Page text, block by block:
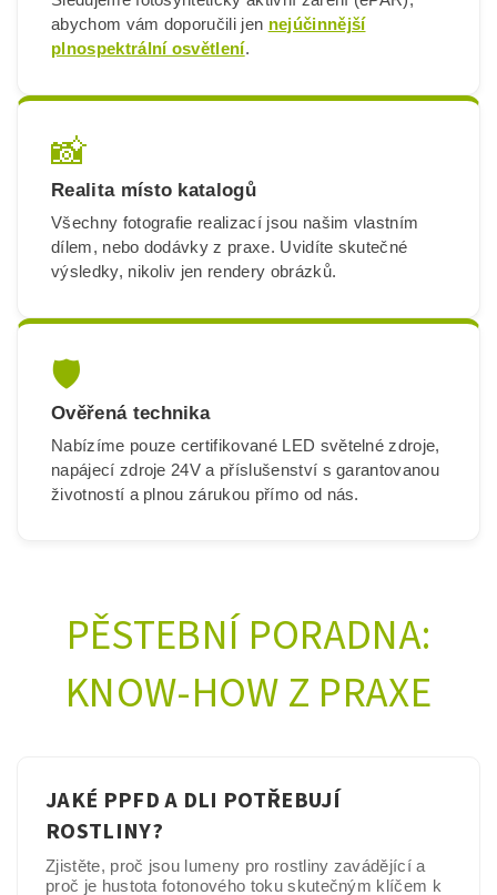
abychom vám doporučili jen nejúčinnější
plnospektrální osvětlení.
📸
Realita místo katalogů
Všechny fotografie realizací jsou našim vlastním
dílem, nebo dodávky z praxe. Uvidíte skutečné
výsledky, nikoliv jen rendery obrázků.
🛡️
Ověřená technika
Nabízíme pouze certifikované LED světelné zdroje,
napájecí zdroje 24V a příslušenství s garantovanou
životností a plnou zárukou přímo od nás.
PĚSTEBNÍ PORADNA:
KNOW-HOW Z PRAXE
JAKÉ PPFD A DLI POTŘEBUJÍ
ROSTLINY?
Zjistěte, proč jsou lumeny pro rostliny zavádějící a
proč je hustota fotonového toku skutečným klíčem k